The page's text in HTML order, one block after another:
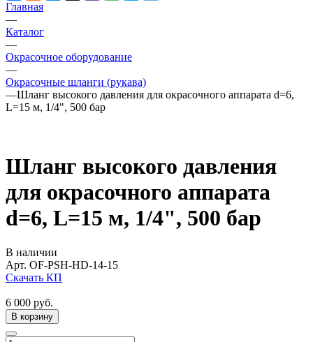
Главная
—
Каталог
—
Окрасочное оборудование
—
Окрасочные шланги (рукава)
—Шланг высокого давления для окрасочного аппарата d=6,
L=15 м, 1/4", 500 бар
Шланг высокого давления
для окрасочного аппарата
d=6, L=15 м, 1/4", 500 бар
В наличии
Арт. OF-PSH-HD-14-15
Скачать КП
6 000 руб.
В корзину